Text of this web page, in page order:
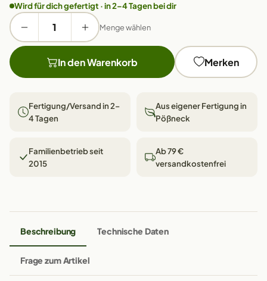
Wird für dich gefertigt · in 2–4 Tagen bei dir
Menge wählen
In den Warenkorb Merken
Fertigung/Versand in 2–
4 Tagen
Aus eigener Fertigung in
Pößneck
Familienbetrieb seit
2015
Ab 79 €
versandkostenfrei
Beschreibung Technische Daten
Frage zum Artikel